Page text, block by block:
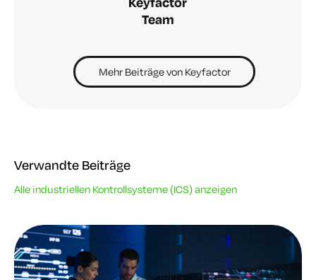
Team
Mehr Beiträge von Keyfactor
Verwandte Beiträge
Alle industriellen Kontrollsysteme (ICS) anzeigen